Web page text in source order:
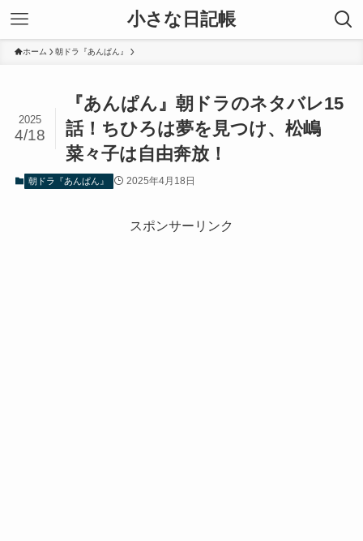
小さな日記帳
ホーム 朝ドラ『あんぱん』
『あんぱん』朝ドラのネタバレ15
話！ちひろは夢を見つけ、松嶋
菜々子は自由奔放！
2025
4/18
朝ドラ『あんぱん』 2025年4月18日
スポンサーリンク